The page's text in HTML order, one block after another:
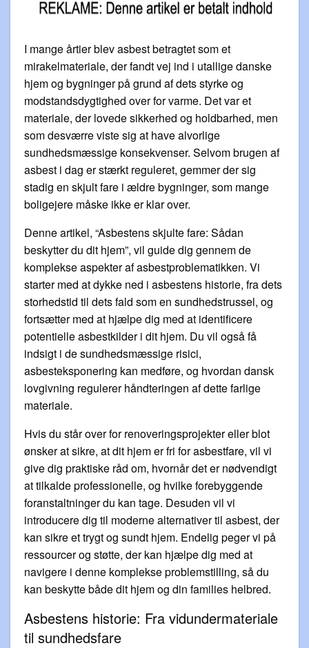
I mange årtier blev asbest betragtet som et
mirakelmateriale, der fandt vej ind i utallige danske
hjem og bygninger på grund af dets styrke og
modstandsdygtighed over for varme. Det var et
materiale, der lovede sikkerhed og holdbarhed, men
som desværre viste sig at have alvorlige
sundhedsmæssige konsekvenser. Selvom brugen af
asbest i dag er stærkt reguleret, gemmer der sig
stadig en skjult fare i ældre bygninger, som mange
boligejere måske ikke er klar over.
Denne artikel, “Asbestens skjulte fare: Sådan
beskytter du dit hjem”, vil guide dig gennem de
komplekse aspekter af asbestproblematikken. Vi
starter med at dykke ned i asbestens historie, fra dets
storhedstid til dets fald som en sundhedstrussel, og
fortsætter med at hjælpe dig med at identificere
potentielle asbestkilder i dit hjem. Du vil også få
indsigt i de sundhedsmæssige risici,
asbesteksponering kan medføre, og hvordan dansk
lovgivning regulerer håndteringen af dette farlige
materiale.
Hvis du står over for renoveringsprojekter eller blot
ønsker at sikre, at dit hjem er fri for asbestfare, vil vi
give dig praktiske råd om, hvornår det er nødvendigt
at tilkalde professionelle, og hvilke forebyggende
foranstaltninger du kan tage. Desuden vil vi
introducere dig til moderne alternativer til asbest, der
kan sikre et trygt og sundt hjem. Endelig peger vi på
ressourcer og støtte, der kan hjælpe dig med at
navigere i denne komplekse problemstilling, så du
kan beskytte både dit hjem og din families helbred.
Asbestens historie: Fra vidundermateriale
til sundhedsfare